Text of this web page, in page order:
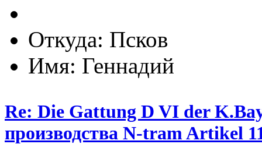
Откуда: Псков
Имя: Геннадий
Re: Die Gattung D VI der
производства N-tram Artikel